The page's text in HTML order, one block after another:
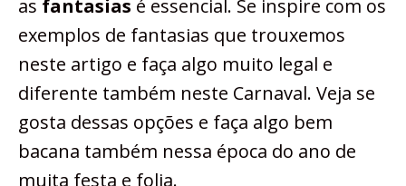
as fantasias é essencial. Se inspire com os
exemplos de fantasias que trouxemos
neste artigo e faça algo muito legal e
diferente também neste Carnaval. Veja se
gosta dessas opções e faça algo bem
bacana também nessa época do ano de
muita festa e folia.